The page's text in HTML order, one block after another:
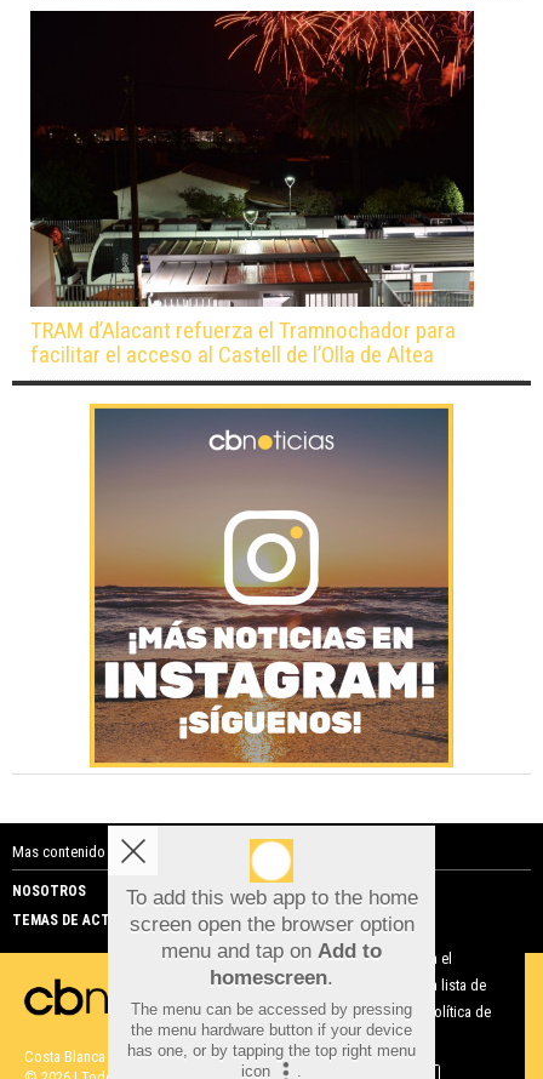
TRAM d’Alacant refuerza el Tramnochador para
facilitar el acceso al Castell de l’Olla de Altea
Mas contenido de Costa Blanca Noticias:
NOSOTROS
PUBLICIDAD
TEMAS DE ACTUALIDAD
Costa Blanca Noticias | Términos de uso| Protección de datos
To add this web app to the home
screen open the browser option
menu and tap on Add to
homescreen.
The menu can be accessed by pressing
the menu hardware button if your device
has one, or by tapping the top right menu
icon
.
Aviso sobre el Uso de cookies:
Utilizamos cookies nuestras y de terceros para el
funcionamiento del digital. Puedes consultar la lista de
cookies y como desconectarlas. Ver nuestra Política de
Privacidad y Cookies